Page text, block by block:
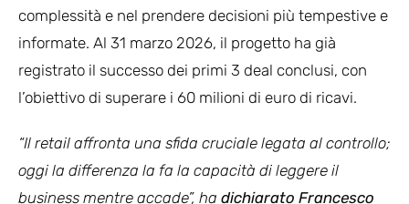
complessità e nel prendere decisioni più tempestive e
informate. Al 31 marzo 2026, il progetto ha già
registrato il successo dei primi 3 deal conclusi, con
l’obiettivo di superare i 60 milioni di euro di ricavi.
“Il retail affronta una sfida cruciale legata al controllo;
oggi la differenza la fa la capacità di leggere il
business mentre accade”, ha dichiarato Francesco